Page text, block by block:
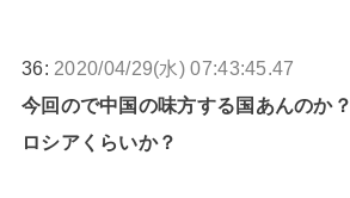
36: 2020/04/29(水) 07:43:45.47
今回ので中国の味方する国あんのか？
ロシアくらいか？